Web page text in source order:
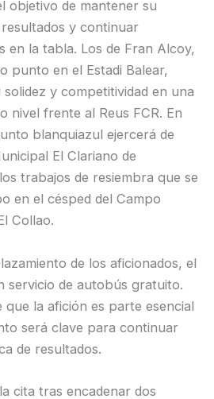
objetivo de mantener su
y continuar
en la tabla. Los de Fran Alcoy,
punto en el Estadi Balear,
y competitividad en una
nivel frente al Reus FCR. En
blanquiazul ejercerá de
El Clariano de
trabajos de resiembra que se
en el césped del Campo
Collao.
de los aficionados, el
servicio de autobús gratuito.
que la afición es parte esencial
será clave para continuar
de resultados.
cita tras encadenar dos